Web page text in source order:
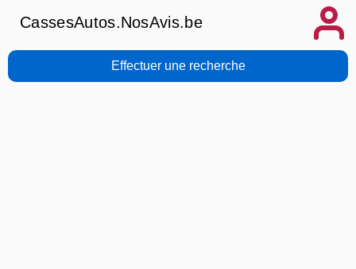
CassesAutos.NosAvis.be
Effectuer une recherche